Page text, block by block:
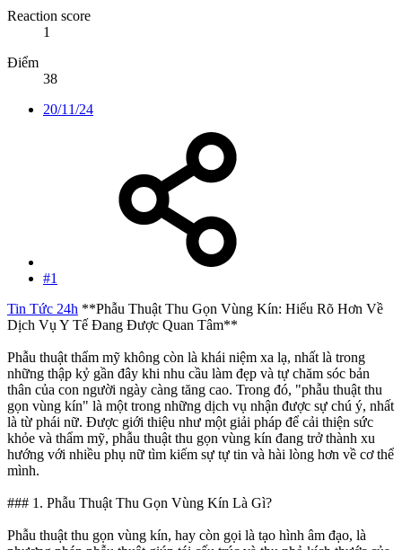
Reaction score
1
Điểm
38
20/11/24
#1
Tin Tức 24h **Phẫu Thuật Thu Gọn Vùng Kín: Hiểu Rõ Hơn Về
Dịch Vụ Y Tế Đang Được Quan Tâm**
Phẫu thuật thẩm mỹ không còn là khái niệm xa lạ, nhất là trong
những thập kỷ gần đây khi nhu cầu làm đẹp và tự chăm sóc bản
thân của con người ngày càng tăng cao. Trong đó, "phẫu thuật thu
gọn vùng kín" là một trong những dịch vụ nhận được sự chú ý, nhất
là từ phái nữ. Được giới thiệu như một giải pháp để cải thiện sức
khỏe và thẩm mỹ, phẫu thuật thu gọn vùng kín đang trở thành xu
hướng với nhiều phụ nữ tìm kiếm sự tự tin và hài lòng hơn về cơ thể
mình.
### 1. Phẫu Thuật Thu Gọn Vùng Kín Là Gì?
Phẫu thuật thu gọn vùng kín, hay còn gọi là tạo hình âm đạo, là